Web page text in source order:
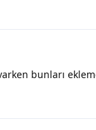
bunları